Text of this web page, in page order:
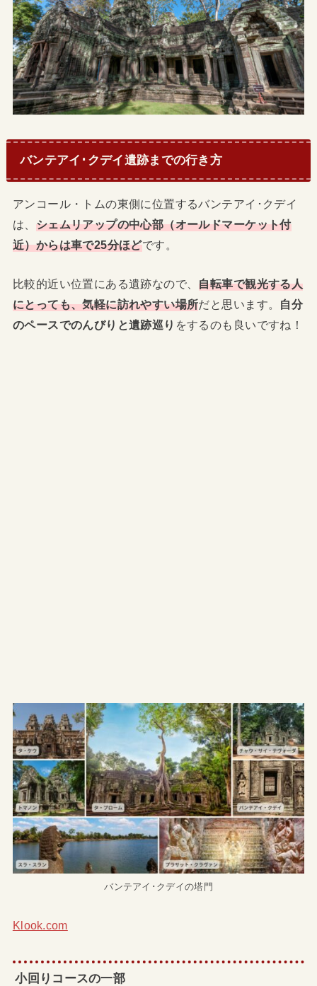
バンテアイ･クデイ遺跡までの行き方
アンコール・トムの東側に位置するバンテアイ･クデイ
は、 シェムリアップの中心部（オールドマーケット付
近）からは車で25分ほどです。
比較的近い位置にある遺跡なので、 自転車で観光する人
にとっても、気軽に訪れやすい場所だと思います。 自分
のペースでのんびりと遺跡巡り をするのも良いですね！
バンテアイ･クデイの塔門
Klook.com
小回りコースの一部